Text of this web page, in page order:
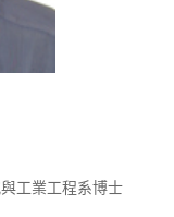
工業工程系博士